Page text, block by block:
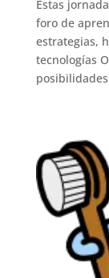
Estas
foro de
estrategias,
tecnologías